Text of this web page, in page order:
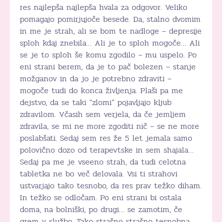
res najlepša najlepša hvala za odgovor. Veliko
pomagajo pomirjujoče besede. Da, stalno dvomim
in me je strah, ali se bom te nadloge – depresije
sploh kdaj znebila… Ali je to sploh mogoče… Ali
se je to sploh še komu zgodilo – mu uspelo. Po
eni strani berem, da je to pač bolezen – stanje
možganov in da jo je potrebno zdraviti –
mogoče tudi do konca življenja. Plaši pa me
dejstvo, da se taki “zlomi” pojavljajo kljub
zdravilom. Včasih sem verjela, da če jemljem
zdravila, se mi ne more zgoditi nič – se ne more
poslabšati. Sedaj sem res že 5 let jemala samo
polovično dozo od terapevtske in sem shajala…
Sedaj pa me je vseeno strah, da tudi celotna
tabletka ne bo več delovala. Vsi ti strahovi
ustvarjajo tako tesnobo, da res prav težko diham.
In težko se odločam. Po eni strani bi ostala
doma, na bolniški, po drugi… se zamotim, če